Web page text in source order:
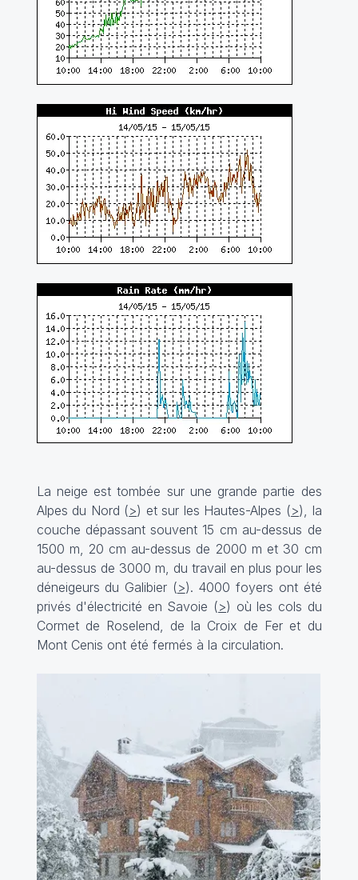
La neige est tombée sur une grande partie des
Alpes du Nord (>) et sur les Hautes-Alpes (>), la
couche dépassant souvent 15 cm au-dessus de
1500 m, 20 cm au-dessus de 2000 m et 30 cm
au-dessus de 3000 m, du travail en plus pour les
déneigeurs du Galibier (>). 4000 foyers ont été
privés d'électricité en Savoie (>) où les cols du
Cormet de Roselend, de la Croix de Fer et du
Mont Cenis ont été fermés à la circulation.